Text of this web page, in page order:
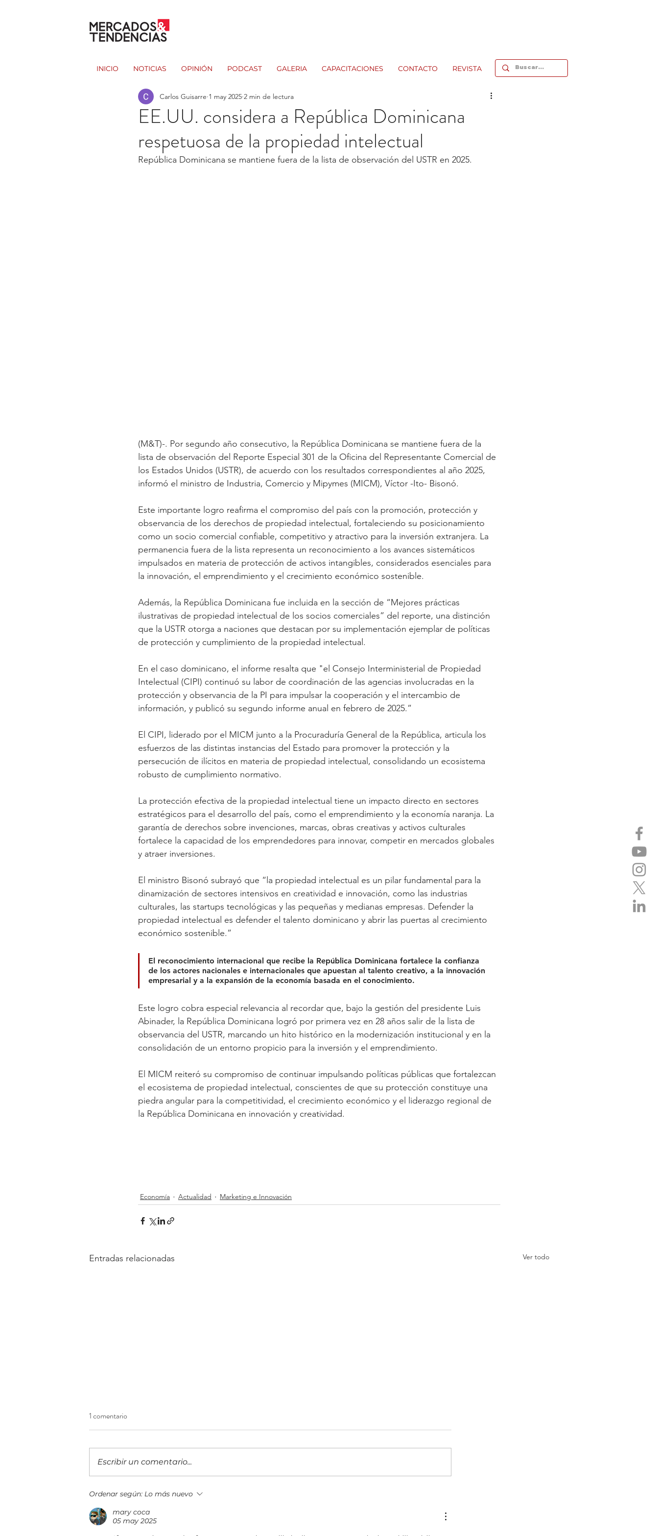
INICIO NOTICIAS OPINIÓN PODCAST GALERIA CAPACITACIONES CONTACTO REVISTA
EE.UU. considera a República Dominicana
respetuosa de la propiedad intelectual
Carlos Guisarre 1 may 2025 2 min de lectura
República Dominicana se mantiene fuera de la lista de observación del USTR en 2025.
(M&T)-. Por segundo año consecutivo, la República Dominicana se mantiene fuera de la
lista de observación del Reporte Especial 301 de la Oficina del Representante Comercial de
los Estados Unidos (USTR), de acuerdo con los resultados correspondientes al año 2025,
informó el ministro de Industria, Comercio y Mipymes (MICM), Víctor -Ito- Bisonó.
Este importante logro reafirma el compromiso del país con la promoción, protección y
observancia de los derechos de propiedad intelectual, fortaleciendo su posicionamiento
como un socio comercial confiable, competitivo y atractivo para la inversión extranjera. La
permanencia fuera de la lista representa un reconocimiento a los avances sistemáticos
impulsados en materia de protección de activos intangibles, considerados esenciales para
la innovación, el emprendimiento y el crecimiento económico sostenible.
Además, la República Dominicana fue incluida en la sección de “Mejores prácticas
ilustrativas de propiedad intelectual de los socios comerciales” del reporte, una distinción
que la USTR otorga a naciones que destacan por su implementación ejemplar de políticas
de protección y cumplimiento de la propiedad intelectual.
En el caso dominicano, el informe resalta que "el Consejo Interministerial de Propiedad
Intelectual (CIPI) continuó su labor de coordinación de las agencias involucradas en la
protección y observancia de la PI para impulsar la cooperación y el intercambio de
información, y publicó su segundo informe anual en febrero de 2025.”
El CIPI, liderado por el MICM junto a la Procuraduría General de la República, articula los
esfuerzos de las distintas instancias del Estado para promover la protección y la
persecución de ilícitos en materia de propiedad intelectual, consolidando un ecosistema
robusto de cumplimiento normativo.
La protección efectiva de la propiedad intelectual tiene un impacto directo en sectores
estratégicos para el desarrollo del país, como el emprendimiento y la economía naranja. La
garantía de derechos sobre invenciones, marcas, obras creativas y activos culturales
fortalece la capacidad de los emprendedores para innovar, competir en mercados globales
y atraer inversiones.
El ministro Bisonó subrayó que “la propiedad intelectual es un pilar fundamental para la
dinamización de sectores intensivos en creatividad e innovación, como las industrias
culturales, las startups tecnológicas y las pequeñas y medianas empresas. Defender la
propiedad intelectual es defender el talento dominicano y abrir las puertas al crecimiento
económico sostenible.”
El reconocimiento internacional que recibe la República Dominicana fortalece la confianza
de los actores nacionales e internacionales que apuestan al talento creativo, a la innovación
empresarial y a la expansión de la economía basada en el conocimiento.
Este logro cobra especial relevancia al recordar que, bajo la gestión del presidente Luis
Abinader, la República Dominicana logró por primera vez en 28 años salir de la lista de
observancia del USTR, marcando un hito histórico en la modernización institucional y en la
consolidación de un entorno propicio para la inversión y el emprendimiento.
El MICM reiteró su compromiso de continuar impulsando políticas públicas que fortalezcan
el ecosistema de propiedad intelectual, conscientes de que su protección constituye una
piedra angular para la competitividad, el crecimiento económico y el liderazgo regional de
la República Dominicana en innovación y creatividad.
Economía Actualidad Marketing e Innovación
Entradas relacionadas Ver todo
Top 15 del ranking mundial 2026
MSP 501 de la industria de
servicios gestionados
2026 para debatir el impacto de
1 comentario
Escribir un comentario...
Ordenar según: Lo más nuevo
mary coca
05 may 2025